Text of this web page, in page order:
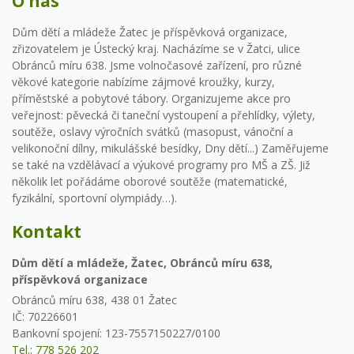
Dům dětí a mládeže Žatec je příspěvková organizace,
zřizovatelem je Ústecký kraj. Nacházíme se v Žatci, ulice
Obránců míru 638. Jsme volnočasové zařízení, pro různé
věkové kategorie nabízíme zájmové kroužky, kurzy,
příměstské a pobytové tábory. Organizujeme akce pro
veřejnost: pěvecká či taneční vystoupení a přehlídky, výlety,
soutěže, oslavy výročních svátků (masopust, vánoční a
velikonoční dílny, mikulášské besídky, Dny dětí...) Zaměřujeme
se také na vzdělávací a výukové programy pro MŠ a ZŠ. Již
několik let pořádáme oborové soutěže (matematické,
fyzikální, sportovní olympiády…).
Kontakt
Dům dětí a mládeže, Žatec, Obránců míru 638,
příspěvková organizace
Obránců míru 638, 438 01 Žatec
IČ: 70226601
Bankovní spojení: 123-7557150227/0100
Tel.: 778 526 202